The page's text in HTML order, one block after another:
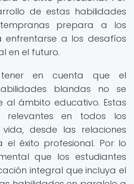
de estas habilidades
prepara a los
enfrentarse a los desafíos
en el futuro.
en cuenta que el
blandas no se
al ámbito educativo. Estas
relevantes en todos los
desde las relaciones
el éxito profesional. Por lo
que los estudiantes
integral que incluya el